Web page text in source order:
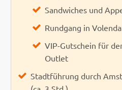
Sandwiches und
Rundgang in
VIP-Gutschein für
Outlet
Stadtführung durch